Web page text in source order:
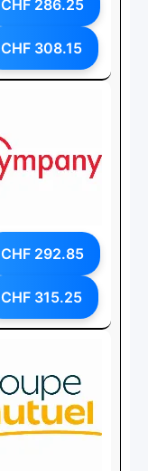
CHF 286.25
CHF 308.15
CHF 292.85
CHF 315.25